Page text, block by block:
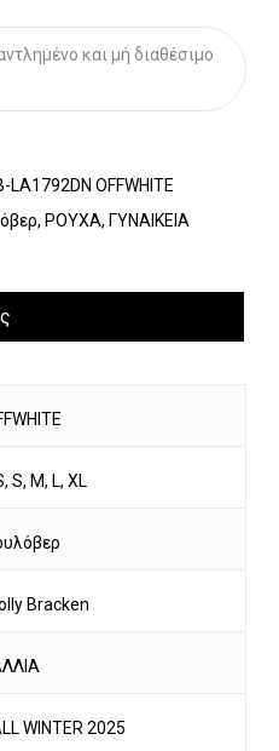
και μή διαθέσιμο
LA1792DN OFFWHITE
, ΡΟΥΧΑ, ΓΥΝΑΙΚΕΙΑ
S, M, L, XL
Bracken
WINTER 2025